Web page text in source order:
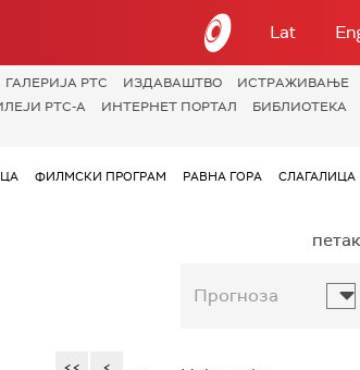
Lat
ГАЛЕРИЈА РТС ИЗДАВАШТВО ИСТРАЖИВАЊЕ
РТС-А ИНТЕРНЕТ ПОРТАЛ БИБЛИОТЕКА
ФИЛМСКИ ПРОГРАМ РАВНА ГОРА СЛАГАЛИЦА
Прогноза